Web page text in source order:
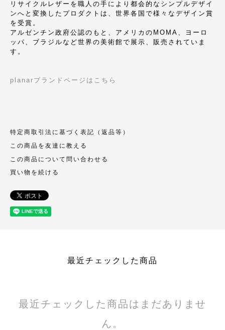
リサイクルレザーを職人の手により都会的なシンプルデザイ
ンへと変換したプロダクトは、世界各国で様々なデザイン賞
を受賞。
アルゼンチン政府公認のもと、アメリカのMOMA、ヨーロ
ッパ、ブラジルなど世界の美術館で展示、販売されていま
す。
planarブランドページはこちら
特定商取引法に基づく表記（返品等）
この商品を友達に教える
この商品について問い合わせる
買い物を続ける
最近チェックした商品
最近チェックした商品はまだありませ
ん。